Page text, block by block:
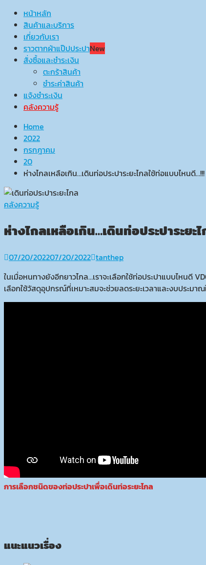
หน้าหลัก
สินค้าและบริการ
เกี่ยวกับเรา
ราวตากผ้าแป๊ปประปาNew
สั่งซื้อและชำระเงิน
ตะกร้าสินค้า
ชำระค่าสินค้า
แจ้งชำระเงิน
คลังความรู้
Home
2022
กรกฎาคม
20
ห่างไกลเหลือเกิน…เดินท่อประปาระยะไกลใช้ท่อแบบไหนดี…!!!
คลังความรู้
ห่างไกลเหลือเกิน…เดินท่อประปาระย
07/20/202207/20/2022 tanthep
ในเมื่อหนทางยังอีกยาวไกล…เราจะเลือกใช้ท่อประปาแบบไหนดี
เลือกใช้วัสดุอุปกรณ์ที่เหมาะสมจะช่วยลดระยะเวลาและงบประมา
การเลือกชนิดของท่อประปาเพื่อเดินท่อระยะไกล
แนะแนวเรื่อง